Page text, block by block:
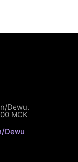
Dewu.
МСК
Dewu